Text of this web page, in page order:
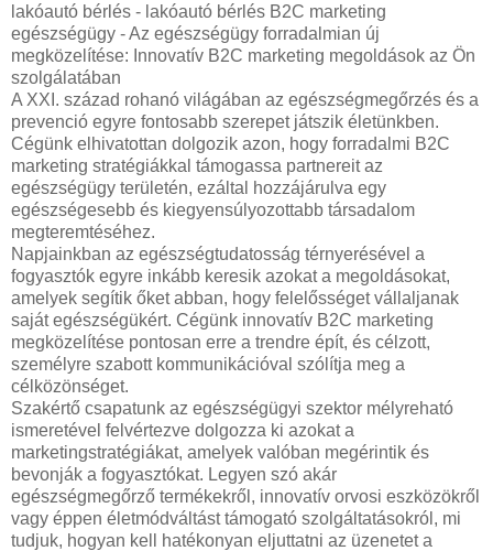
lakóautó bérlés - lakóautó bérlés B2C marketing
egészségügy - Az egészségügy forradalmian új
megközelítése: Innovatív B2C marketing megoldások az Ön
szolgálatában
A XXI. század rohanó világában az egészségmegőrzés és a
prevenció egyre fontosabb szerepet játszik életünkben.
Cégünk elhivatottan dolgozik azon, hogy forradalmi B2C
marketing stratégiákkal támogassa partnereit az
egészségügy területén, ezáltal hozzájárulva egy
egészségesebb és kiegyensúlyozottabb társadalom
megteremtéséhez.
Napjainkban az egészségtudatosság térnyerésével a
fogyasztók egyre inkább keresik azokat a megoldásokat,
amelyek segítik őket abban, hogy felelősséget vállaljanak
saját egészségükért. Cégünk innovatív B2C marketing
megközelítése pontosan erre a trendre épít, és célzott,
személyre szabott kommunikációval szólítja meg a
célközönséget.
Szakértő csapatunk az egészségügyi szektor mélyreható
ismeretével felvértezve dolgozza ki azokat a
marketingstratégiákat, amelyek valóban megérintik és
bevonják a fogyasztókat. Legyen szó akár
egészségmegőrző termékekről, innovatív orvosi eszközökről
vagy éppen életmódváltást támogató szolgáltatásokról, mi
tudjuk, hogyan kell hatékonyan eljuttatni az üzenetet a